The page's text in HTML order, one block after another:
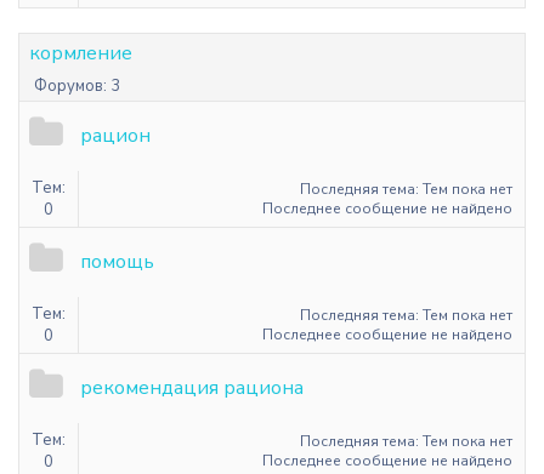
кормление
Форумов: 3
рацион
Тем:
0
Последняя тема: Тем пока нет
Последнее сообщение не найдено
помощь
Тем:
0
Последняя тема: Тем пока нет
Последнее сообщение не найдено
рекомендация рациона
Тем:
0
Последняя тема: Тем пока нет
Последнее сообщение не найдено